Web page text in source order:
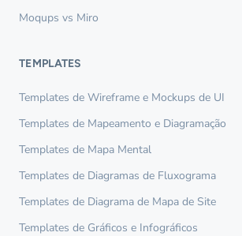
Moqups vs Miro
TEMPLATES
Templates de Wireframe e Mockups de UI
Templates de Mapeamento e Diagramação
Templates de Mapa Mental
Templates de Diagramas de Fluxograma
Templates de Diagrama de Mapa de Site
Templates de Gráficos e Infográficos